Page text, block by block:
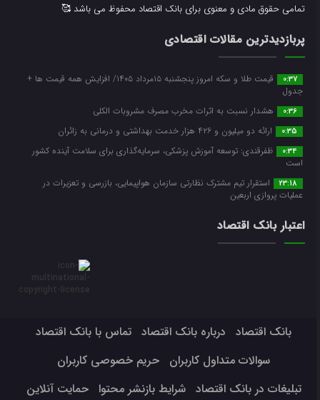
تمامی حقوق مادی و معنوی برای بانک اقتصاد محفوظ می باشد 🥰
پربازدیدترین مقالات اقتصادی
0:37
قیمت طلا و سکه امروز پنجشنبه ۱۵مرداد ۱۴۰۵/ افزایش همه قیمت ها +
جدول
0:36 هشدار نسبت به اثرات مخرب مصرف مشروبات الکلی
0:35 ارائه دو میلیون و ۴۲۶ هزار خدمت بهداشتی و درمانی به زائران
0:34
ظفرقندی: توسعه آموزش پزشکی، سرمایه‌گذاری برای سلامت آینده کشور
است
23:18
استقرار تیم مشترک نظارتی سازمان هواپیمایی، بازرسی و تعزیرات در
عملیات پروازی اربعین
اعتبار بانک اقتصاد
بانک اقتصاد درباره بانک اقتصاد
تماس با بانک اقتصاد
سوالات متداول کاربران
حریم خصوصی کاربران
تبلیغات در بانک اقتصاد
شرایط بازنشر محتوا حمایت آنلاین